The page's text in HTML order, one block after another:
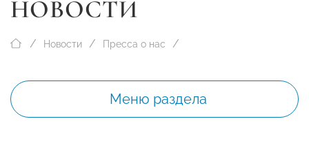
НОВОСТИ
Новости Пресса о нас
Меню раздела